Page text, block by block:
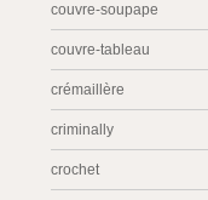
couvre-soupape
couvre-tableau
crémaillère
criminally
crochet